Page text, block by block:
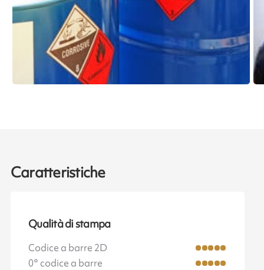
Caratteristiche
Qualità di stampa
Codice a barre 2D
0° codice a barre